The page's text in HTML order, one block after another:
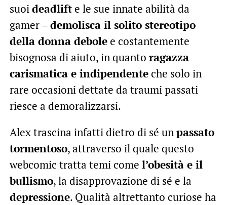
suoi deadlifte le sue innate abilità da
gamer –demolisca il solito stereotipo
della donna debolee costantemente
bisognosa di aiuto, in quanto ragazza
carismatica e indipendenteche solo in
rare occasioni dettate da traumi passati
riesce a demoralizzarsi.
Alex trascina infatti dietro di sé un passato
tormentoso, attraverso il quale questo
webcomic tratta temi come l’obesità e il
bullismo, la disapprovazione di sé e la
depressione. Qualità altrettanto curiose ha